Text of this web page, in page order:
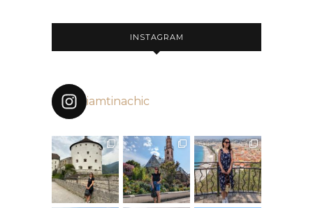
INSTAGRAM
iamtinachic